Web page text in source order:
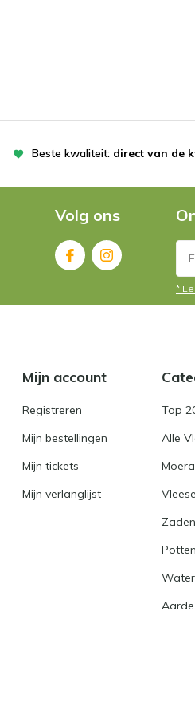
Beste kwaliteit: direct van de
Volg ons
*
Mijn account
Registreren
Mijn bestellingen
Mijn tickets
Mijn verlanglijst
Top
Alle
Zaden
Potten
Aarde